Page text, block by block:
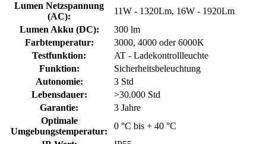
Lumen Netzspannung
(AC):
11W - 1320Lm, 16W - 1920Lm
Lumen Akku (DC):
300 lm
Farbtemperatur:
3000, 4000 oder 6000K
Testfunktion:
AT - Ladekontrollleuchte
Funktion:
Sicherheitsbeleuchtung
Autonomie:
3 Std
Lebensdauer:
>30.000 Std
Garantie:
3 Jahre
Optimale
Umgebungstemperatur:
0 °C bis + 40 °C